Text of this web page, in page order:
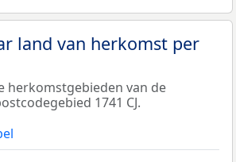
land van herkomst per
herkomstgebieden van de
1741 CJ.